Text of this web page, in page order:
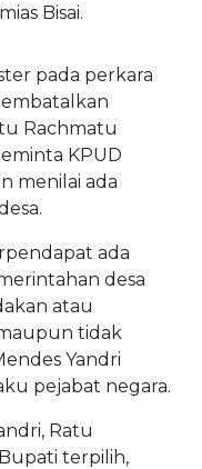
Bisai.
pada perkara
Rachmatu
KPUD
menilai ada
ada
desa
atau
tidak
Yandri
pejabat negara.
Ratu
terpilih,